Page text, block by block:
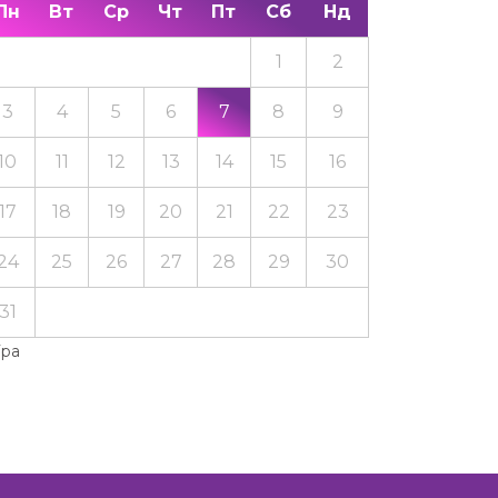
Вт Ср Чт Пт Сб Нд
1 2
3 4 5 6 7 8 9
11 12 13 14 15 16
18 19 20 21 22 23
25 26 27 28 29 30